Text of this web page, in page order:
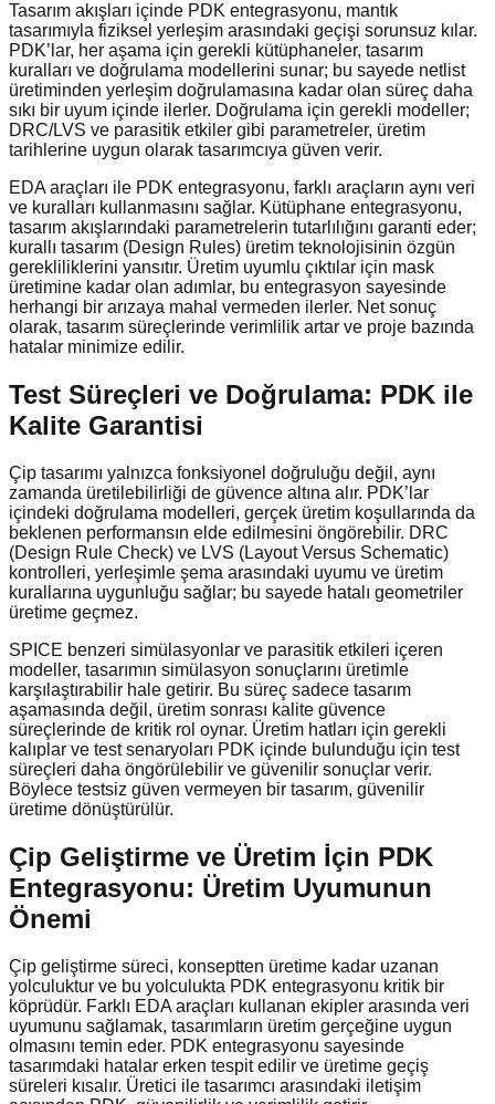
Tasarım akışları içinde PDK entegrasyonu, mantık
tasarımıyla fiziksel yerleşim arasındaki geçişi sorunsuz kılar.
PDK’lar, her aşama için gerekli kütüphaneler, tasarım
kuralları ve doğrulama modellerini sunar; bu sayede netlist
üretiminden yerleşim doğrulamasına kadar olan süreç daha
sıkı bir uyum içinde ilerler. Doğrulama için gerekli modeller;
DRC/LVS ve parasitik etkiler gibi parametreler, üretim
tarihlerine uygun olarak tasarımcıya güven verir.
EDA araçları ile PDK entegrasyonu, farklı araçların aynı veri
ve kuralları kullanmasını sağlar. Kütüphane entegrasyonu,
tasarım akışlarındaki parametrelerin tutarlılığını garanti eder;
kurallı tasarım (Design Rules) üretim teknolojisinin özgün
gerekliliklerini yansıtır. Üretim uyumlu çıktılar için mask
üretimine kadar olan adımlar, bu entegrasyon sayesinde
herhangi bir arızaya mahal vermeden ilerler. Net sonuç
olarak, tasarım süreçlerinde verimlilik artar ve proje bazında
hatalar minimize edilir.
Test Süreçleri ve Doğrulama: PDK ile
Kalite Garantisi
Çip tasarımı yalnızca fonksiyonel doğruluğu değil, aynı
zamanda üretilebilirliği de güvence altına alır. PDK’lar
içindeki doğrulama modelleri, gerçek üretim koşullarında da
beklenen performansın elde edilmesini öngörebilir. DRC
(Design Rule Check) ve LVS (Layout Versus Schematic)
kontrolleri, yerleşimle şema arasındaki uyumu ve üretim
kurallarına uygunluğu sağlar; bu sayede hatalı geometriler
üretime geçmez.
SPICE benzeri simülasyonlar ve parasitik etkileri içeren
modeller, tasarımın simülasyon sonuçlarını üretimle
karşılaştırabilir hale getirir. Bu süreç sadece tasarım
aşamasında değil, üretim sonrası kalite güvence
süreçlerinde de kritik rol oynar. Üretim hatları için gerekli
kalıplar ve test senaryoları PDK içinde bulunduğu için test
süreçleri daha öngörülebilir ve güvenilir sonuçlar verir.
Böylece testsiz güven vermeyen bir tasarım, güvenilir
üretime dönüştürülür.
Çip Geliştirme ve Üretim İçin PDK
Entegrasyonu: Üretim Uyumunun
Önemi
Çip geliştirme süreci, konseptten üretime kadar uzanan
yolculuktur ve bu yolculukta PDK entegrasyonu kritik bir
köprüdür. Farklı EDA araçları kullanan ekipler arasında veri
uyumunu sağlamak, tasarımların üretim gerçeğine uygun
olmasını temin eder. PDK entegrasyonu sayesinde
tasarımdaki hatalar erken tespit edilir ve üretime geçiş
süreleri kısalır. Üretici ile tasarımcı arasındaki iletişim